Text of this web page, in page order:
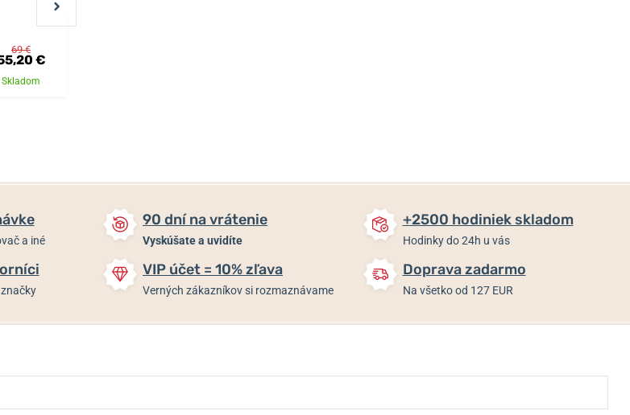
69 €
€
Skladom
a iné
90 dní na vrátenie
Vyskúšate a uvidíte
+2500 hodiniek skladom
Hodinky do 24h u vás
VIP účet = 10% zľava
Verných zákazníkov si rozmaznávame
Doprava zadarmo
Na všetko od 127 EUR